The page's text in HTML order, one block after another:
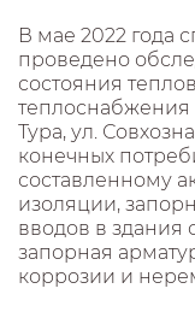
В мае 2022 года
проведено
состояния
теплоснабжения
Тура, ул.
конечных
составленному
изоляции,
вводов в здания
запорная
коррозии и